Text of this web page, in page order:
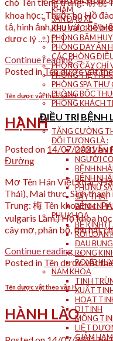
KHÁM
SÂN ĐẬU XE
KHU VỰC KHÁM
PHÒNG BẤM
PHÒNG DAY ẤN
CÁC PHÒNG
PHÒNG CẤY CHỈ
PHÒNG TIỆT
PHÒNG SPA THƯ
PHÒNG BỐC
PHÒNG KHÁCH
ĐIỀU TRỊ BỆNH
TĂNG CƯỜNG
ĐỐI TƯỢNG LÀ :
DÂN VĂN
NGƯỜI
BỆNH
BỆNH
PHỤ NỮ
SẢY THAI
BỆNH
PHỤ KHOA
BẾ KINH
RỐI LOẠN
ĐAU
RONG
RONG
NAM KHOA
TINH
XUẤT
HOẠT
DI TINH
MỘNG
LIỆT
GIẢM
khoa học: Thuộc họ Hồ
tả, hình ảnh, thu hái, chế
dược lý ….) […]
Continue reading→
Posted inTên dược vật
Tên dược vật theo vần H
HẠNH
Posted on 14/07/2021by
Đường
Mơ Tên Hán Việt khác:
Thái), Mai thực, Sinh
Trung: 梅 Tên khoa học:
vulgaris Lam.) Họ khoa
cây mơ, phân bố, thu hái,
Continue reading→
Posted in Tên dược vật
Tên dược vật theo vần H
HÀNH LÀO